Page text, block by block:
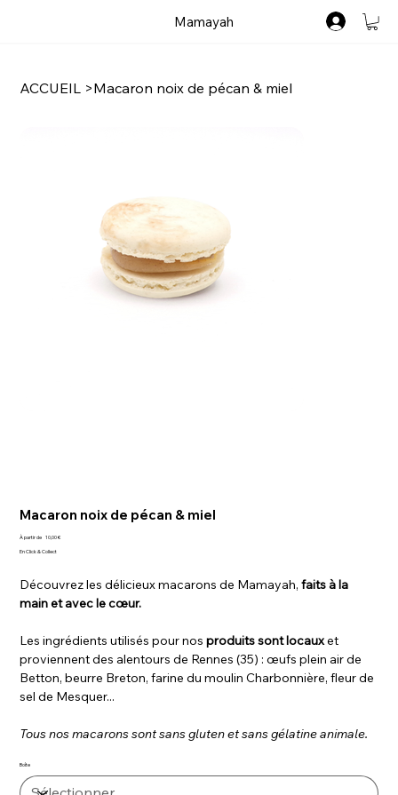
Mamayah
ACCUEIL >Macaron noix de pécan & miel
Macaron noix de pécan & miel
À partir de Prix
10,00 €
En Click & Collect
Découvrez les délicieux macarons de Mamayah,faits à la
main et avec le cœur.
Les ingrédients utilisés pour nosproduits sont locauxet
proviennent des alentours de Rennes (35) : œufs plein air de
Betton, beurre Breton, farine du moulin Charbonnière, fleur de
sel de Mesquer...
Tous nos macarons sont sans gluten et sans gélatine animale.
Boîte